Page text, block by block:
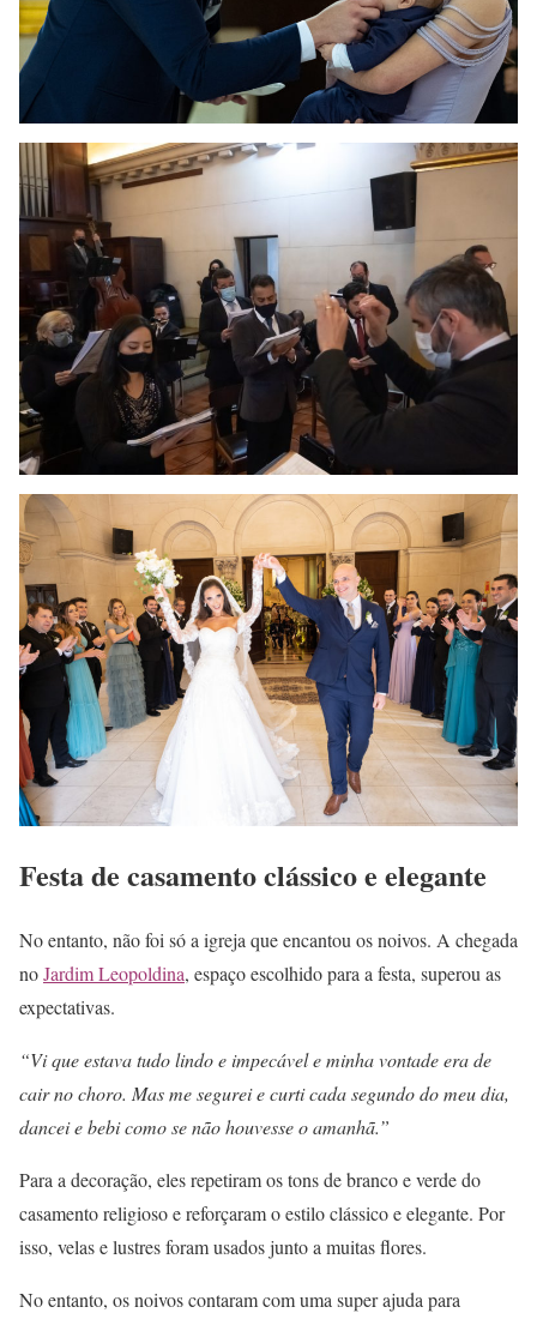
Festa de casamento clássico e elegante
No entanto, não foi só a igreja que encantou os noivos. A chegada
noJardim Leopoldina, espaço escolhido para a festa, superou as
expectativas.
“Vi que estava tudo lindo e impecável e minha vontade era de
cair no choro. Mas me segurei e curti cada segundo do meu dia,
dancei e bebi como se não houvesse o amanhã.”
Para a decoração, eles repetiram os tons de branco e verde do
casamento religioso e reforçaram o estilo clássico e elegante. Por
isso, velas e lustres foram usados junto a muitas flores.
No entanto, os noivos contaram com uma super ajuda para